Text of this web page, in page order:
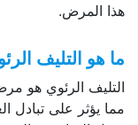
هذا المرض.
ما هو التليف
التليف الرئوي هو
مما يؤثر على تبادل